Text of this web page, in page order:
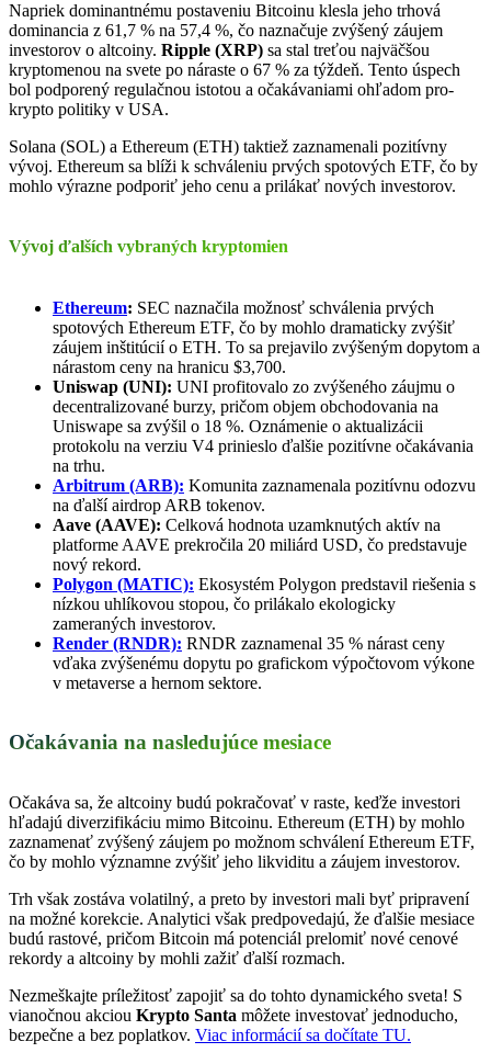
Napriek dominantnému postaveniu Bitcoinu klesla jeho trhová
dominancia z 61,7 % na 57,4 %, čo naznačuje zvýšený záujem
investorov o altcoiny. Ripple (XRP) sa stal treťou najväčšou
kryptomenou na svete po náraste o 67 % za týždeň. Tento úspech
bol podporený regulačnou istotou a očakávaniami ohľadom pro-
krypto politiky v USA.
Solana (SOL) a Ethereum (ETH) taktiež zaznamenali pozitívny
vývoj. Ethereum sa blíži k schváleniu prvých spotových ETF, čo by
mohlo výrazne podporiť jeho cenu a prilákať nových investorov.
Vývoj ďalších vybraných kryptomien
Ethereum: SEC naznačila možnosť schválenia prvých
spotových Ethereum ETF, čo by mohlo dramaticky zvýšiť
záujem inštitúcií o ETH. To sa prejavilo zvýšeným dopytom a
nárastom ceny na hranicu $3,700.
Uniswap (UNI): UNI profitovalo zo zvýšeného záujmu o
decentralizované burzy, pričom objem obchodovania na
Uniswape sa zvýšil o 18 %. Oznámenie o aktualizácii
protokolu na verziu V4 prinieslo ďalšie pozitívne očakávania
na trhu.
Arbitrum (ARB): Komunita zaznamenala pozitívnu odozvu
na ďalší airdrop ARB tokenov.
Aave (AAVE): Celková hodnota uzamknutých aktív na
platforme AAVE prekročila 20 miliárd USD, čo predstavuje
nový rekord.
Polygon (MATIC): Ekosystém Polygon predstavil riešenia s
nízkou uhlíkovou stopou, čo prilákalo ekologicky
zameraných investorov.
Render (RNDR): RNDR zaznamenal 35 % nárast ceny
vďaka zvýšenému dopytu po grafickom výpočtovom výkone
v metaverse a hernom sektore.
Očakávania na nasledujúce mesiace
Očakáva sa, že altcoiny budú pokračovať v raste, keďže investori
hľadajú diverzifikáciu mimo Bitcoinu. Ethereum (ETH) by mohlo
zaznamenať zvýšený záujem po možnom schválení Ethereum ETF,
čo by mohlo významne zvýšiť jeho likviditu a záujem investorov.
Trh však zostáva volatilný, a preto by investori mali byť pripravení
na možné korekcie. Analytici však predpovedajú, že ďalšie mesiace
budú rastové, pričom Bitcoin má potenciál prelomiť nové cenové
rekordy a altcoiny by mohli zažiť ďalší rozmach.
Nezmeškajte príležitosť zapojiť sa do tohto dynamického sveta! S
vianočnou akciou Krypto Santa môžete investovať jednoducho,
bezpečne a bez poplatkov. Viac informácií sa dočítate TU.